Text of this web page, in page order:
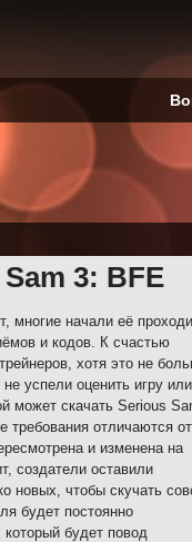
3: BFE
многие начали её
и кодов. К счастью
хотя это не
успели оценить игру
может скачать Serious
требования отличаются от
и изменена на
создатели оставили
новых, чтобы скучать
будет постоянно
будет повод